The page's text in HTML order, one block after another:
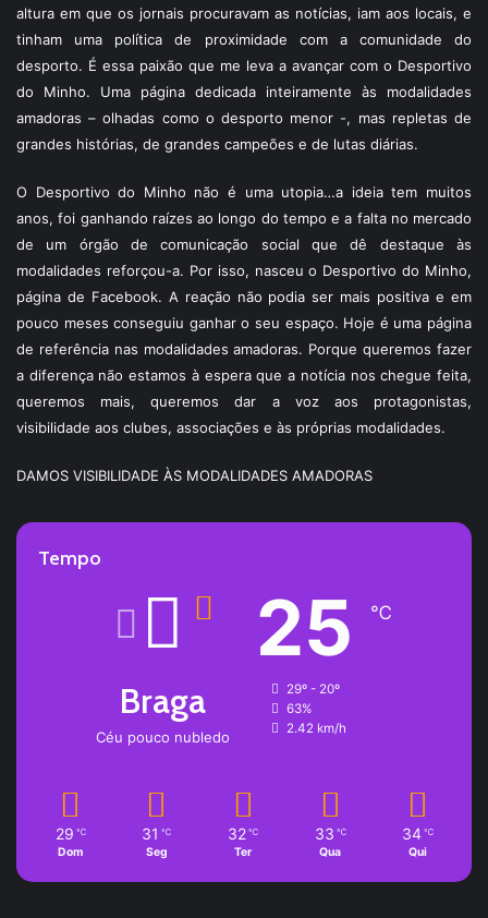
altura em que os jornais procuravam as notícias, iam aos locais, e
tinham uma política de proximidade com a comunidade do
desporto. É essa paixão que me leva a avançar com o Desportivo
do Minho. Uma página dedicada inteiramente às modalidades
amadoras – olhadas como o desporto menor -, mas repletas de
grandes histórias, de grandes campeões e de lutas diárias.
O Desportivo do Minho não é uma utopia…a ideia tem muitos
anos, foi ganhando raízes ao longo do tempo e a falta no mercado
de um órgão de comunicação social que dê destaque às
modalidades reforçou-a. Por isso, nasceu o Desportivo do Minho,
página de Facebook. A reação não podia ser mais positiva e em
pouco meses conseguiu ganhar o seu espaço. Hoje é uma página
de referência nas modalidades amadoras. Porque queremos fazer
a diferença não estamos à espera que a notícia nos chegue feita,
queremos mais, queremos dar a voz aos protagonistas,
visibilidade aos clubes, associações e às próprias modalidades.
DAMOS VISIBILIDADE ÀS MODALIDADES AMADORAS
Tempo
Braga
Céu pouco nubledo
25 ℃
29º - 20º
63%
2.42 km/h
29 ℃
Dom
31 ℃
Seg
32 ℃
Ter
33 ℃
Qua
34 ℃
Qui